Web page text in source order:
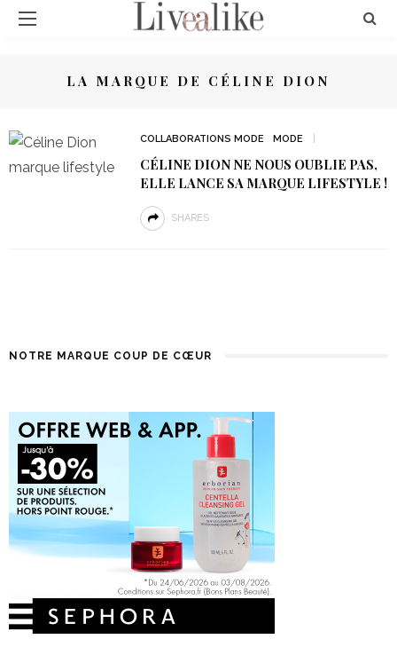
LA MARQUE DE CÉLINE DION
COLLABORATIONS MODE MODE
CÉLINE DION NE NOUS OUBLIE PAS,
ELLE LANCE SA MARQUE LIFESTYLE !
SHARES
NOTRE MARQUE COUP DE CŒUR